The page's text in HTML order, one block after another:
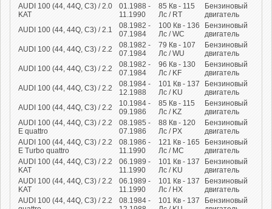
AUDI 100 (44, 44Q, C3) / 2.0
KAT
01.1988 -
11.1990
85 Кв - 115
Лс / RT
Бензиновый
двигатель
AUDI 100 (44, 44Q, C3) / 2.1
08.1982 -
07.1984
100 Кв - 136
Лс / WC
Бензиновый
двигатель
AUDI 100 (44, 44Q, C3) / 2.2
08.1982 -
07.1984
79 Кв - 107
Лс / WU
Бензиновый
двигатель
AUDI 100 (44, 44Q, C3) / 2.2
08.1982 -
07.1984
96 Кв - 130
Лс / KF
Бензиновый
двигатель
AUDI 100 (44, 44Q, C3) / 2.2
08.1984 -
12.1988
101 Кв - 137
Лс / KU
Бензиновый
двигатель
AUDI 100 (44, 44Q, C3) / 2.2
10.1984 -
09.1986
85 Кв - 115
Лс / KZ
Бензиновый
двигатель
AUDI 100 (44, 44Q, C3) / 2.2
E quattro
08.1985 -
07.1986
88 Кв - 120
Лс / PX
Бензиновый
двигатель
AUDI 100 (44, 44Q, C3) / 2.2
E Turbo quattro
08.1986 -
11.1990
121 Кв - 165
Лс / MC
Бензиновый
двигатель
AUDI 100 (44, 44Q, C3) / 2.2
KAT
06.1989 -
11.1990
101 Кв - 137
Лс / KU
Бензиновый
двигатель
AUDI 100 (44, 44Q, C3) / 2.2
KAT
06.1989 -
11.1990
101 Кв - 137
Лс / HX
Бензиновый
двигатель
AUDI 100 (44, 44Q, C3) / 2.2
08.1984 -
101 Кв - 137
Бензиновый